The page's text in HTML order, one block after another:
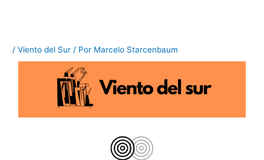
/Viento del Sur / Por Marcelo Starcenbaum